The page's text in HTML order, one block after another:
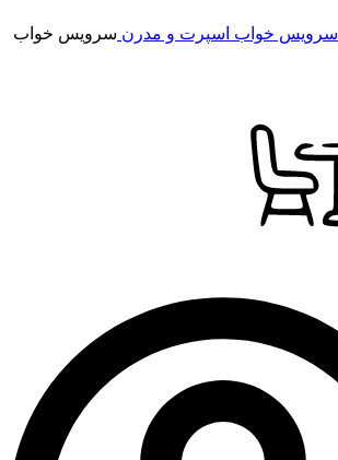
سرویس خواب اسپرت و مدرن سرویس خواب